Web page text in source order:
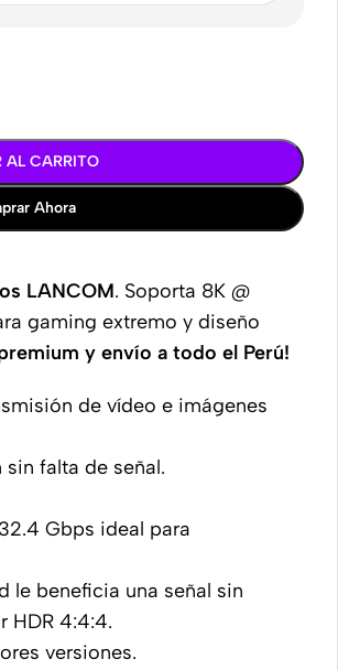
AL CARRITO
Ahora
LANCOM. Soporta 8K @
gaming extremo y diseño
y envío a todo el Perú!
de vídeo e imágenes
falta de señal.
Gbps ideal para
le beneficia una señal sin
HDR 4:4:4.
versiones.